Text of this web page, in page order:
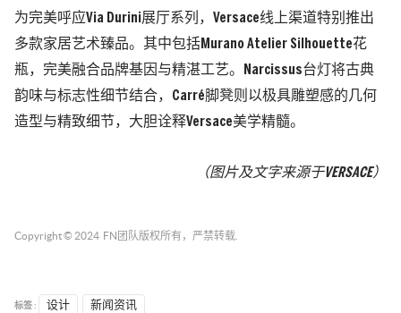
为完美呼应Via Durini展厅系列，Versace线上渠道特别推出
多款家居艺术臻品。其中包括Murano Atelier Silhouette花
瓶，完美融合品牌基因与精湛工艺。Narcissus台灯将古典
韵味与标志性细节结合，Carré脚凳则以极具雕塑感的几何
造型与精致细节，大胆诠释Versace美学精髓。
（图片及文字来源于VERSACE）
Copyright © 2024 FN团队 版权所有，严禁转载.
标签 : 设计 新闻资讯